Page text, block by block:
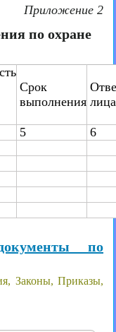
Приложение 2
по охране
Срок
выполнения лица
5
6
по
Законы, Приказы,